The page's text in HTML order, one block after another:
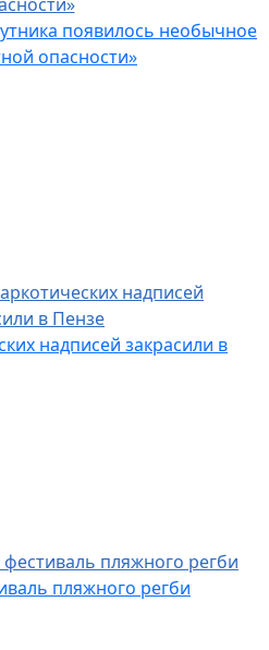
появилось необычное
опасности»
надписей закрасили в
пляжного регби